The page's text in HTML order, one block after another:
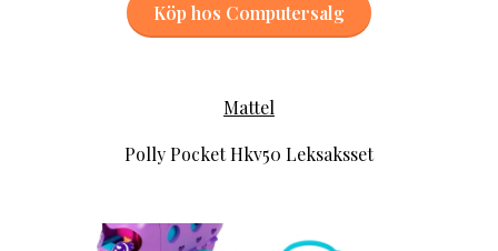
Köp hos Computersalg
Mattel
Polly Pocket Hkv50 Leksaksset